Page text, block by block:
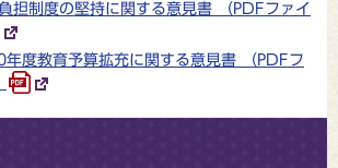
担制度の堅持に関する意見書 （PDFファイ
度教育予算拡充に関する意見書 （PDFフ